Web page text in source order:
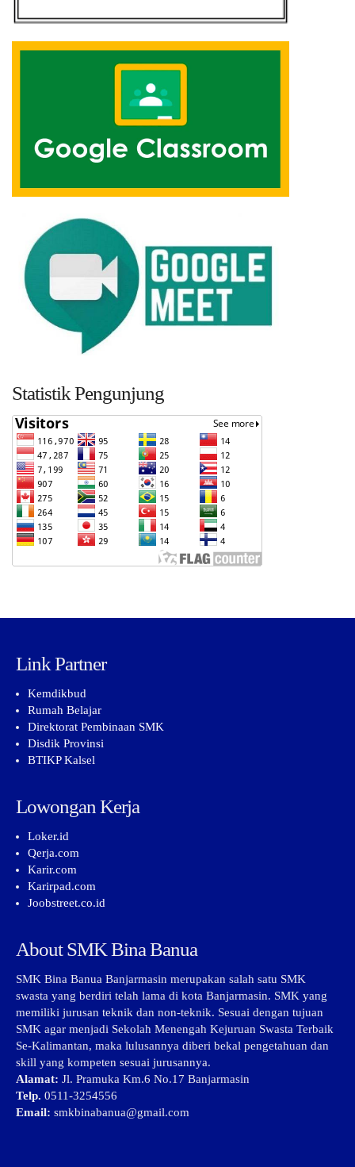
Statistik Pengunjung
Link Partner
Kemdikbud
Rumah Belajar
Direktorat Pembinaan SMK
Disdik Provinsi
BTIKP Kalsel
Lowongan Kerja
Loker.id
Qerja.com
Karir.com
Karirpad.com
Joobstreet.co.id
About SMK Bina Banua
SMK Bina Banua Banjarmasin merupakan salah satu SMK
swasta yang berdiri telah lama di kota Banjarmasin. SMK yang
memiliki jurusan teknik dan non-teknik. Sesuai dengan tujuan
SMK agar menjadi Sekolah Menengah Kejuruan Swasta Terbaik
Se-Kalimantan, maka lulusannya diberi bekal pengetahuan dan
skill yang kompeten sesuai jurusannya.
Alamat: Jl. Pramuka Km.6 No.17 Banjarmasin
Telp. 0511-3254556
Email: smkbinabanua@gmail.com